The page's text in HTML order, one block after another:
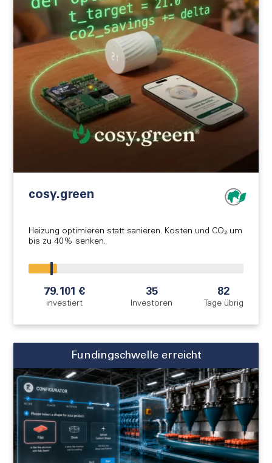
cosy.green
Heizung optimieren statt sanieren. Kosten und CO₂ um
bis zu 40% senken.
79.101 €
investiert
35
Investoren
82
Tage übrig
Fundingschwelle erreicht